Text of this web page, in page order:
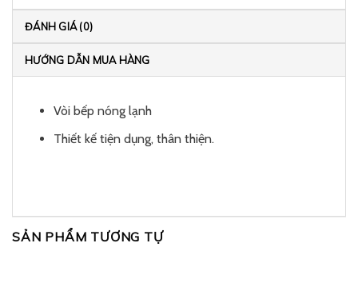
ĐÁNH GIÁ (0)
HƯỚNG DẪN MUA HÀNG
Vòi bếp nóng lạnh
Thiết kế tiện dụng, thân thiện.
SẢN PHẨM TƯƠNG TỰ